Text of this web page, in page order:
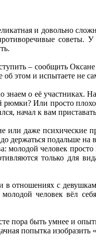
и довольно
советы.
– сообщить
об этом и испытаете не
о её участниках.
Или просто
начал к вам
или даже
держаться подальше на
молодой человек
только для
в отношениях с
человек вёл
пора быть умнее и
попытка изобразить